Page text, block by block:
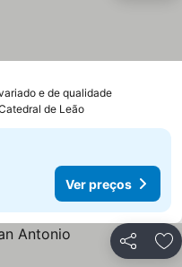
e de qualidade
de Leão
Ver preços
Partilhar